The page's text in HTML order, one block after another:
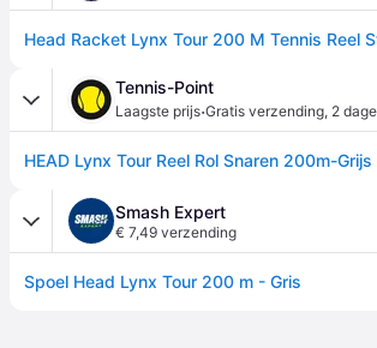
Tennis-Point
Laagste prijs·Gratis verzending, 2
Smash Expert
€ 7,49 verzending
Spoel Head Lynx Tour 200 m - Gris